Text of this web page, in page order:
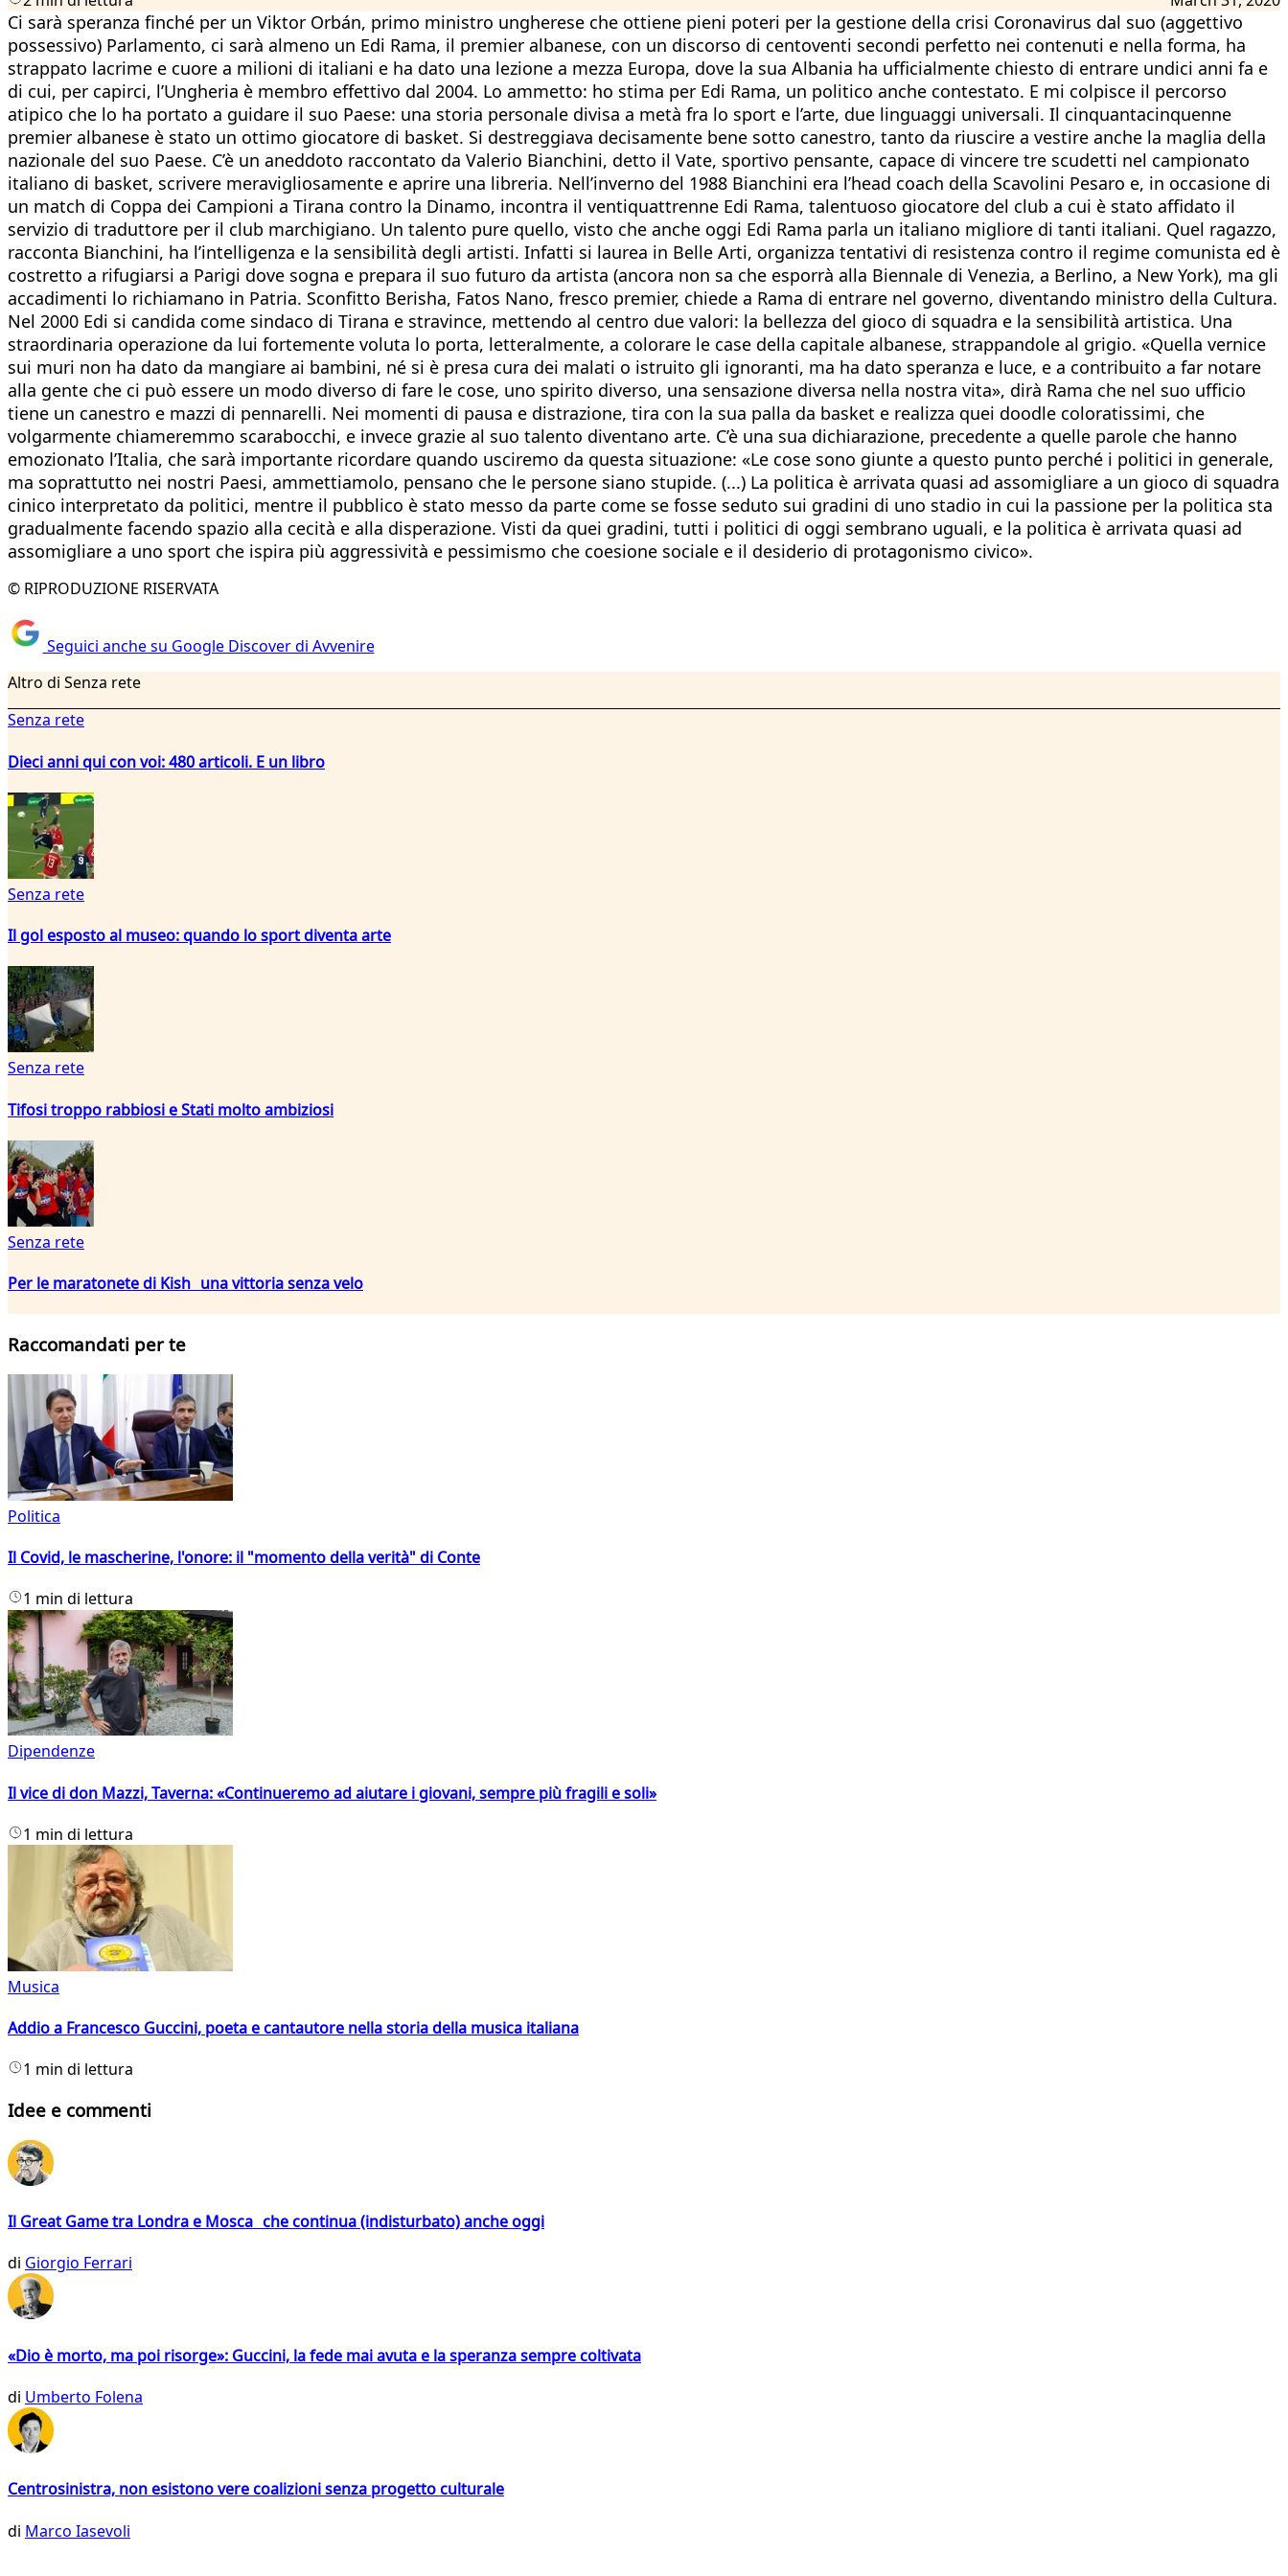
Ci sarà speranza finché per un Viktor Orbán, primo ministro ungherese che ottiene pieni poteri per la gestione della crisi Coronavirus dal suo (aggettivo
possessivo) Parlamento, ci sarà almeno un Edi Rama, il premier albanese, con un discorso di centoventi secondi perfetto nei contenuti e nella forma, ha
strappato lacrime e cuore a milioni di italiani e ha dato una lezione a mezza Europa, dove la sua Albania ha ufficialmente chiesto di entrare undici anni fa e
di cui, per capirci, l’Ungheria è membro effettivo dal 2004. Lo ammetto: ho stima per Edi Rama, un politico anche contestato. E mi colpisce il percorso
atipico che lo ha portato a guidare il suo Paese: una storia personale divisa a metà fra lo sport e l’arte, due linguaggi universali. Il cinquantacinquenne
premier albanese è stato un ottimo giocatore di basket. Si destreggiava decisamente bene sotto canestro, tanto da riuscire a vestire anche la maglia della
nazionale del suo Paese. C’è un aneddoto raccontato da Valerio Bianchini, detto il Vate, sportivo pensante, capace di vincere tre scudetti nel campionato
italiano di basket, scrivere meravigliosamente e aprire una libreria. Nell’inverno del 1988 Bianchini era l’head coach della Scavolini Pesaro e, in occasione di
un match di Coppa dei Campioni a Tirana contro la Dinamo, incontra il ventiquattrenne Edi Rama, talentuoso giocatore del club a cui è stato affidato il
servizio di traduttore per il club marchigiano. Un talento pure quello, visto che anche oggi Edi Rama parla un italiano migliore di tanti italiani. Quel ragazzo,
racconta Bianchini, ha l’intelligenza e la sensibilità degli artisti. Infatti si laurea in Belle Arti, organizza tentativi di resistenza contro il regime comunista ed è
costretto a rifugiarsi a Parigi dove sogna e prepara il suo futuro da artista (ancora non sa che esporrà alla Biennale di Venezia, a Berlino, a New York), ma gli
accadimenti lo richiamano in Patria. Sconfitto Berisha, Fatos Nano, fresco premier, chiede a Rama di entrare nel governo, diventando ministro della Cultura.
Nel 2000 Edi si candida come sindaco di Tirana e stravince, mettendo al centro due valori: la bellezza del gioco di squadra e la sensibilità artistica. Una
straordinaria operazione da lui fortemente voluta lo porta, letteralmente, a colorare le case della capitale albanese, strappandole al grigio. «Quella vernice
sui muri non ha dato da mangiare ai bambini, né si è presa cura dei malati o istruito gli ignoranti, ma ha dato speranza e luce, e a contribuito a far notare
alla gente che ci può essere un modo diverso di fare le cose, uno spirito diverso, una sensazione diversa nella nostra vita», dirà Rama che nel suo ufficio
tiene un canestro e mazzi di pennarelli. Nei momenti di pausa e distrazione, tira con la sua palla da basket e realizza quei doodle coloratissimi, che
volgarmente chiameremmo scarabocchi, e invece grazie al suo talento diventano arte. C’è una sua dichiarazione, precedente a quelle parole che hanno
emozionato l’Italia, che sarà importante ricordare quando usciremo da questa situazione: «Le cose sono giunte a questo punto perché i politici in generale,
ma soprattutto nei nostri Paesi, ammettiamolo, pensano che le persone siano stupide. (...) La politica è arrivata quasi ad assomigliare a un gioco di squadra
cinico interpretato da politici, mentre il pubblico è stato messo da parte come se fosse seduto sui gradini di uno stadio in cui la passione per la politica sta
gradualmente facendo spazio alla cecità e alla disperazione. Visti da quei gradini, tutti i politici di oggi sembrano uguali, e la politica è arrivata quasi ad
assomigliare a uno sport che ispira più aggressività e pessimismo che coesione sociale e il desiderio di protagonismo civico».
© RIPRODUZIONE RISERVATA
Seguici anche su Google Discover di Avvenire
Altro di Senza rete
Senza rete
Dieci anni qui con voi: 480 articoli. E un libro
Senza rete
Il gol esposto al museo: quando lo sport diventa arte
Senza rete
Tifosi troppo rabbiosi e Stati molto ambiziosi
Senza rete
Per le maratonete di Kish una vittoria senza velo
Raccomandati per te
Politica
Il Covid, le mascherine, l'onore: il "momento della verità" di Conte
1 min di lettura
Dipendenze
Il vice di don Mazzi, Taverna: «Continueremo ad aiutare i giovani, sempre più fragili e soli»
1 min di lettura
Musica
Addio a Francesco Guccini, poeta e cantautore nella storia della musica italiana
1 min di lettura
Idee e commenti
Il Great Game tra Londra e Mosca che continua (indisturbato) anche oggi
di Giorgio Ferrari
«Dio è morto, ma poi risorge»: Guccini, la fede mai avuta e la speranza sempre coltivata
di Umberto Folena
Centrosinistra, non esistono vere coalizioni senza progetto culturale
di Marco Iasevoli